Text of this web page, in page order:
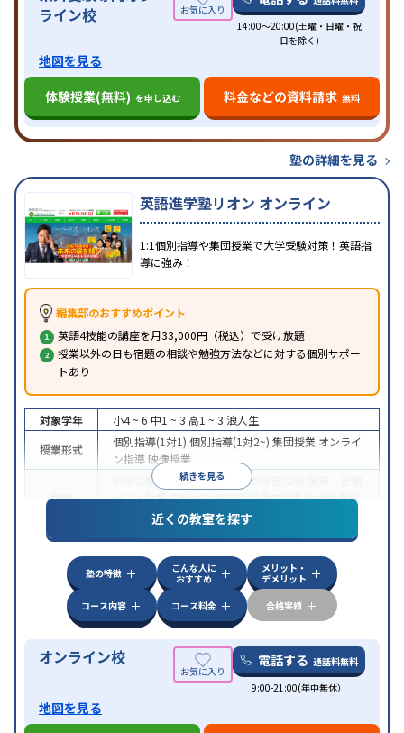
ライン校
14:00～20:00(土曜・日曜・祝
日を除く)
地図を見る
体験授業(無料) を申し込む 料金などの資料請求 無料
塾の詳細を見る
英語進学塾リオン オンライン
1:1個別指導や集団授業で大学受験対策！英語指
導に強み！
編集部のおすすめポイント
英語4技能の講座を月33,000円（税込）で受け放題
授業以外の日も宿題の相談や勉強方法などに対する個別サポー
トあり
続きを見る
対象学年 小4 ~ 6 中1 ~ 3 高1 ~ 3 浪人生
授業形式
個別指導(1対1) 個別指導(1対2~) 集団授業 オンライ
ン指導 映像授業
目的
中学受験 高校受験大学受験 医学部受験
テスト対策内申点対策学習習慣の定着総合型選抜
(旧AO)対策 推薦入試対策学校別特化対策
特徴
中高一貫校生に対応特待生・奨学金制度あり成績
保証制度あり授業の振替可能 不登校生に対応
ライン対応
1科目から受講可能
季節講習のみの受講
近くの教室を探す
塾の特徴
こんな人に
おすすめ
メリット・
デメリット
コース内容
コース料金 合格実績
オンライン校 電話する 通話料無料
9:00-21:00(年中無休）
地図を見る